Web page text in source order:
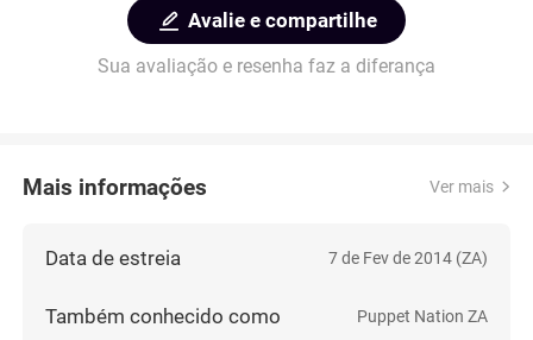
Avalie e compartilhe
Sua avaliação e resenha faz a diferança
Mais informações Ver mais
Data de estreia 7 de Fev de 2014 (ZA)
Também conhecido como Puppet Nation ZA